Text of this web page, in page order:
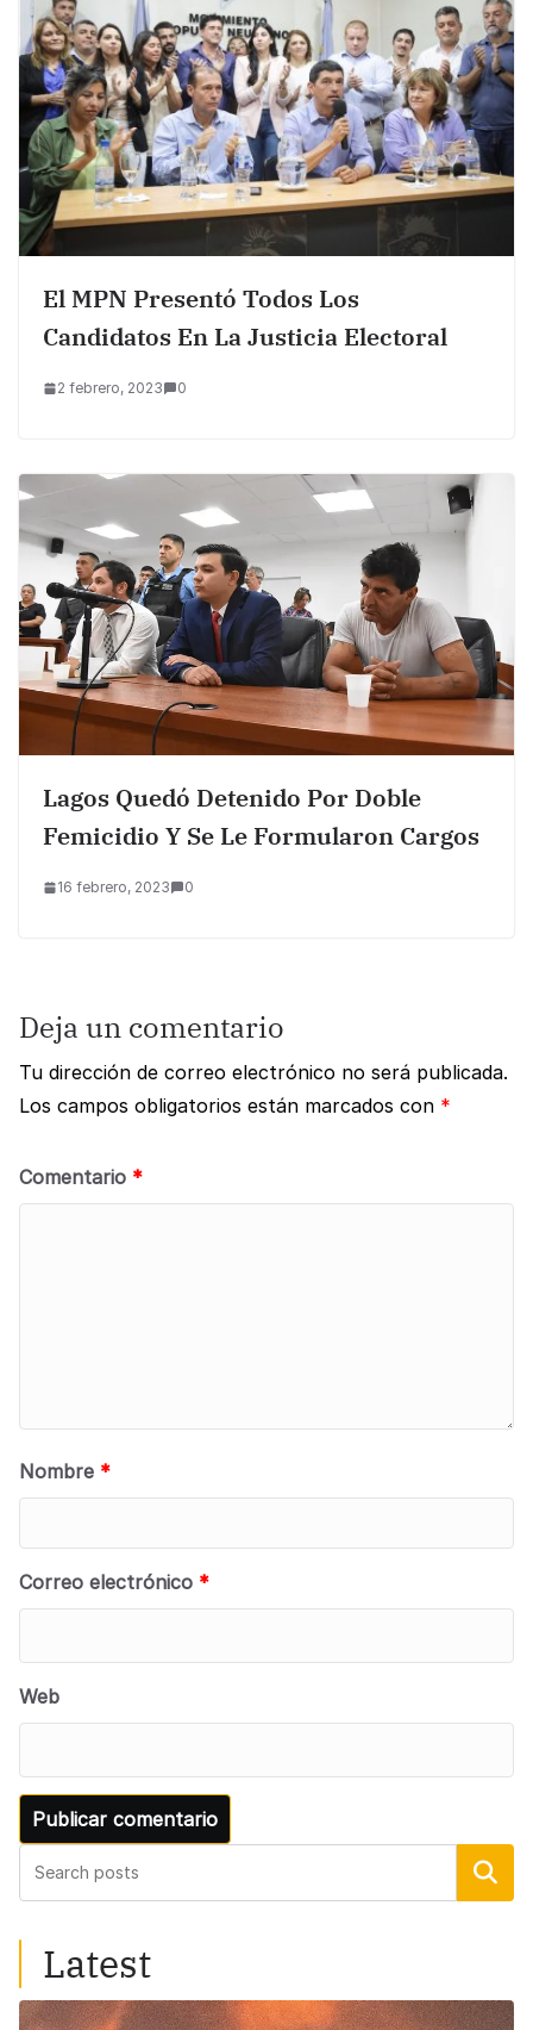
El MPN Presentó Todos Los
Candidatos En La Justicia Electoral
2 febrero, 2023 0
Lagos Quedó Detenido Por Doble
Femicidio Y Se Le Formularon Cargos
16 febrero, 2023 0
Deja un comentario
Tu dirección de correo electrónico no será publicada.
Los campos obligatorios están marcados con *
Comentario *
Nombre *
Correo electrónico *
Web
Buscar
Latest